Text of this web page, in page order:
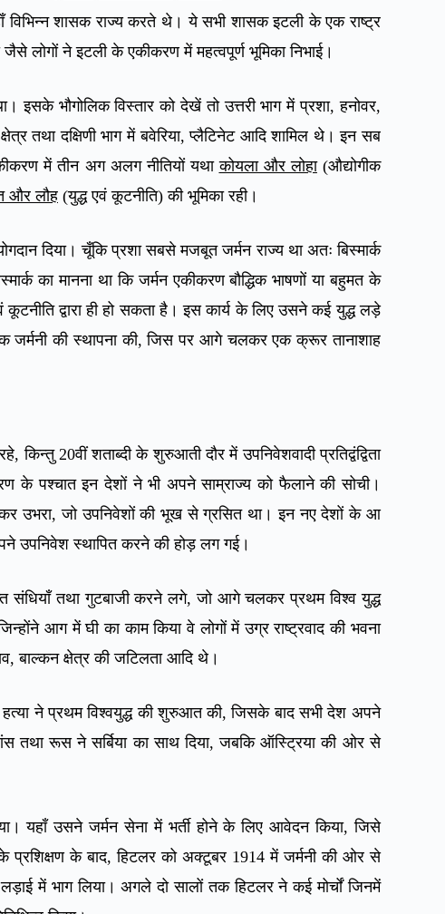
विभिन्न शासक राज्य करते थे। ये सभी शासक इटली के एक राष्ट्र
लोगों ने इटली के एकीकरण में महत्वपूर्ण भूमिका निभाई।
इसके भौगोलिक विस्तार को देखें तो उत्तरी भाग में प्रशा, हनोवर,
तथा दक्षिणी भाग में बवेरिया, प्लैटिनेट आदि शामिल थे। इन सब
में तीन अग अलग नीतियों यथाकोयला और लोहा(औद्योगीक
और लौह (युद्ध एवं कूटनीति) की भूमिका रही।
दिया। चूँकि प्रशा सबसे मजबूत जर्मन राज्य था अतः बिस्मार्क
का मानना था कि जर्मन एकीकरण बौद्धिक भाषणों या बहुमत के
कूटनीति द्वारा ही हो सकता है। इस कार्य के लिए उसने कई युद्ध लड़े
जर्मनी की स्थापना की, जिस पर आगे चलकर एक क्रूर तानाशाह
किन्तु 20वीं शताब्दी के शुरुआती दौर में उपनिवेशवादी प्रतिद्वंद्विता
के पश्चात इन देशों ने भी अपने साम्राज्य को फैलाने की सोची।
उभरा, जो उपनिवेशों की भूख से ग्रसित था। इन नए देशों के आ
उपनिवेश स्थापित करने की होड़ लग गई।
तथा गुटबाजी करने लगे, जो आगे चलकर प्रथम विश्व युद्ध
आग में घी का काम किया वे लोगों में उग्र राष्ट्रवाद की भवना
बाल्कन क्षेत्र की जटिलता आदि थे।
ने प्रथम विश्वयुद्ध की शुरुआत की, जिसके बाद सभी देश अपने
रूस ने सर्बिया का साथ दिया, जबकि ऑस्ट्रिया की ओर से
यहाँ उसने जर्मन सेना में भर्ती होने के लिए आवेदन किया, जिसे
प्रशिक्षण के बाद, हिटलर को अक्टूबर 1914 में जर्मनी की ओर से
में भाग लिया। अगले दो सालों तक हिटलर ने कई मोर्चों जिनमें